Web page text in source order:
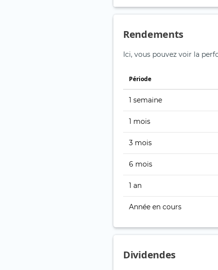
Rendements
Ici, vous pouvez voir la
Période
1 semaine
1 mois
3 mois
6 mois
1 an
Année en cours
Dividendes